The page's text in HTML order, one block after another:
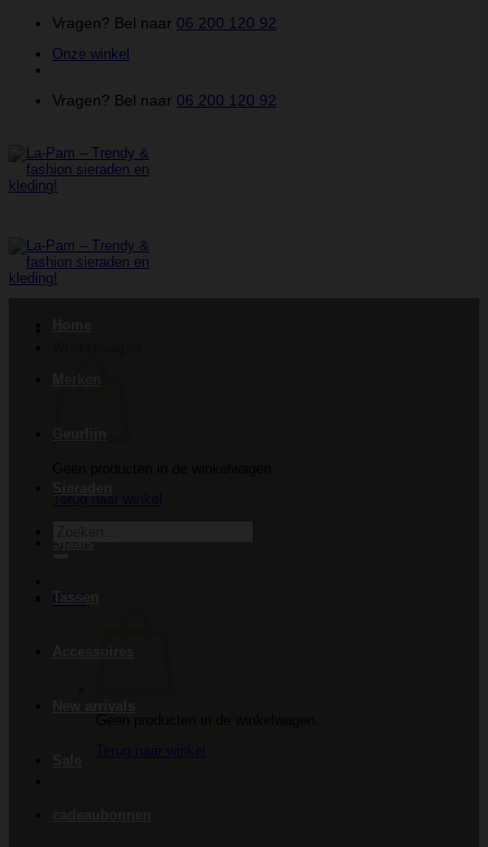
inhoud
Vragen? Bel naar 06 200 120 92
Onze winkel
Vragen? Bel naar 06 200 120 92
Terug naar winkel
€0.00
Tassen